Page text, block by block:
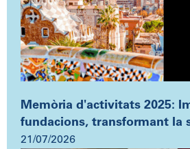
Memòria d'activitats 2025:
fundacions, transformant la
21/07/2026